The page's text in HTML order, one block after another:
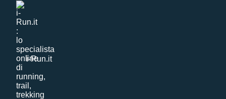
i-Run.it